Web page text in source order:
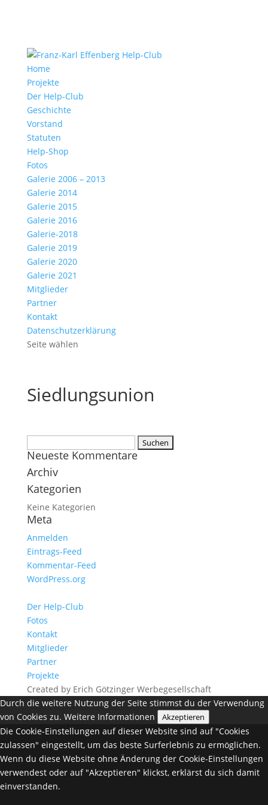
Home
Projekte
Der Help-Club
Geschichte
Vorstand
Statuten
Help-Shop
Fotos
Galerie 2006 – 2013
Galerie 2014
Galerie 2015
Galerie 2016
Galerie-2018
Galerie 2019
Galerie 2020
Galerie 2021
Mitglieder
Partner
Kontakt
Datenschutzerklärung
Seite wählen
Siedlungsunion
nach:
Neueste Kommentare
Archiv
Kategorien
Keine Kategorien
Meta
Anmelden
Eintrags-Feed
Kommentar-Feed
WordPress.org
Der Help-Club
Fotos
Kontakt
Mitglieder
Partner
Projekte
Created by Erich Götzinger Werbegesellschaft
Durch die weitere Nutzung der Seite stimmst du der Verwendung
von Cookies zu. Weitere Informationen Akzeptieren
Die Cookie-Einstellungen auf dieser Website sind auf "Cookies
zulassen" eingestellt, um das beste Surferlebnis zu ermöglichen.
Wenn du diese Website ohne Änderung der Cookie-Einstellungen
verwendest oder auf "Akzeptieren" klickst, erklärst du sich damit
einverstanden.